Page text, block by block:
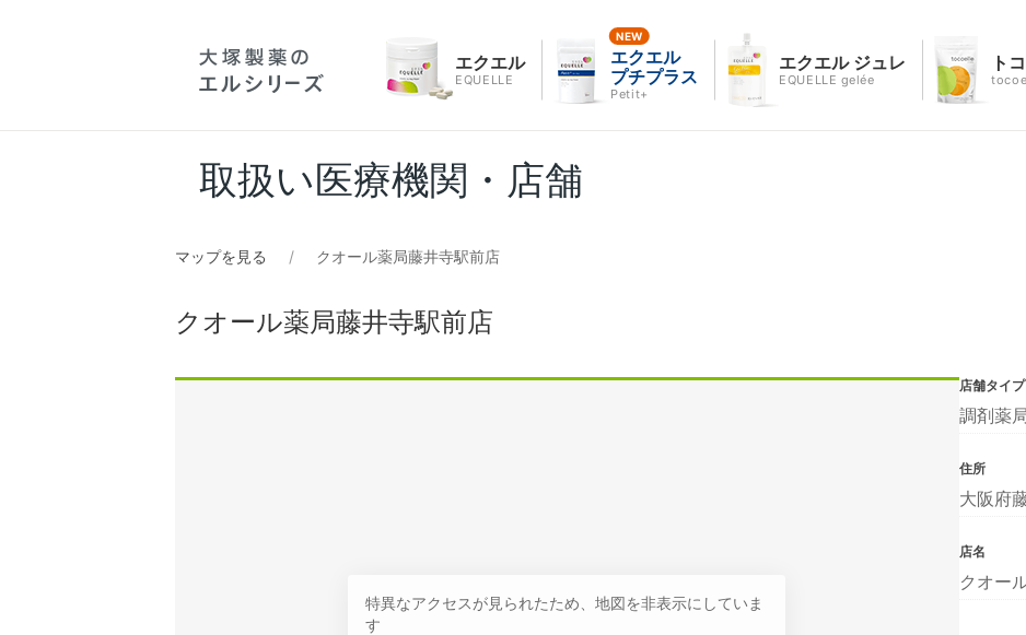
エクエル
EQUELLE
エクエル
プチプラス
Petit+
エクエル ジュレ
EQUELLE gelée
ト
取扱い医療機関・店舗
マップを見る クオール薬局藤井寺駅前店
クオール薬局藤井寺駅前店
特異なアクセスが見られたため、地図を非表示にしていま
す
店舗タイプ
調剤薬
住所
大阪府
店名
クオー